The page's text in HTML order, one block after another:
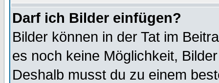
Darf ich Bilder einfügen?
Bilder können in der Tat im
es noch keine Möglichkeit,
Deshalb musst du zu einem